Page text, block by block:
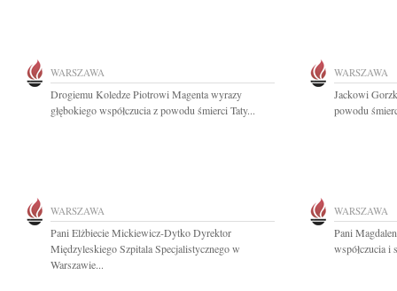
WARSZAWA
Drogiemu Koledze Piotrowi Magenta wyrazy
głębokiego współczucia z powodu śmierci Taty...
WARSZAWA
Jackowi
powodu
WARSZAWA
Pani Elżbiecie Mickiewicz-Dytko Dyrektor
Międzyleskiego Szpitala Specjalistycznego w
Warszawie...
WARSZAWA
Pani
współczucia i